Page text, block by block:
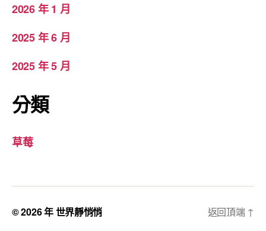
2026 年 1 月
2025 年 6 月
2025 年 5 月
分類
草莓
© 2026 年世界靜悄悄 返回頂端 ↑